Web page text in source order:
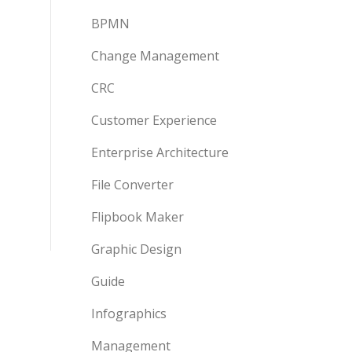
BPMN
Change Management
CRC
Customer Experience
Enterprise Architecture
File Converter
Flipbook Maker
Graphic Design
Guide
Infographics
Management